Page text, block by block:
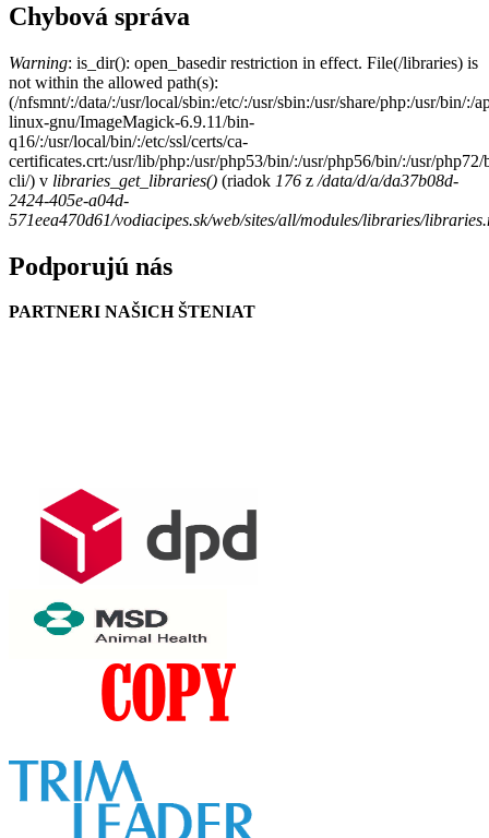
Chybová správa
Warning: is_dir(): open_basedir restriction in effect. File(/libraries) is
not within the allowed path(s):
(/nfsmnt/:/data/:/usr/local/sbin:/etc/:/usr/sbin:/usr/share/php:/usr/bin/
linux-gnu/ImageMagick-6.9.11/bin-
q16/:/usr/local/bin/:/etc/ssl/certs/ca-
certificates.crt:/usr/lib/php:/usr/php53/bin/:/usr/php56/bin/:/usr/
cli/) v libraries_get_libraries() (riadok 176 z /data/d/a/da37b08d-
2424-405e-a04d-
571eea470d61/vodiacipes.sk/web/sites/all/modules/libraries/
Podporujú nás
PARTNERI NAŠICH ŠTENIAT